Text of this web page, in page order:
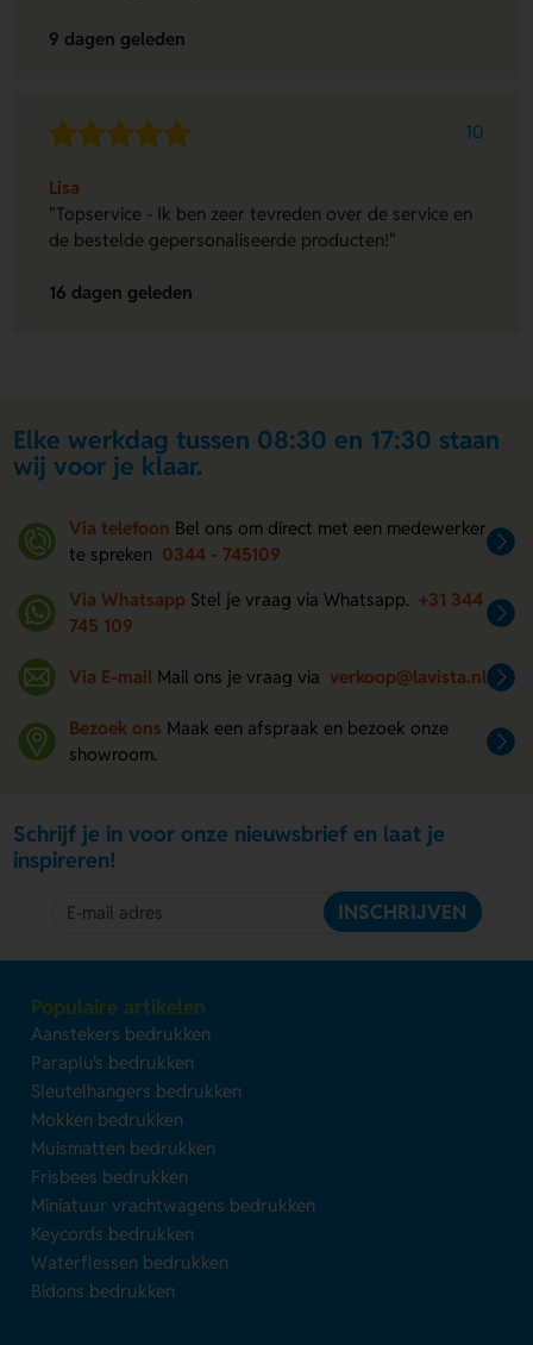
9 dagen geleden
10
Lisa
"Topservice - Ik ben zeer tevreden over de service en
de bestelde gepersonaliseerde producten!"
16 dagen geleden
Elke werkdag tussen 08:30 en 17:30 staan
wij voor je klaar.
Via telefoon Bel ons om direct met een medewerker
te spreken 0344 - 745109
Via Whatsapp Stel je vraag via Whatsapp. +31 344
745 109
Via E-mail Mail ons je vraag via verkoop@lavista.nl
Bezoek ons Maak een afspraak en bezoek onze
showroom.
Schrijf je in voor onze nieuwsbrief en laat je
inspireren!
INSCHRIJVEN
Populaire artikelen
Aanstekers bedrukken
Paraplu's bedrukken
Sleutelhangers bedrukken
Mokken bedrukken
Muismatten bedrukken
Frisbees bedrukken
Miniatuur vrachtwagens bedrukken
Keycords bedrukken
Waterflessen bedrukken
Bidons bedrukken